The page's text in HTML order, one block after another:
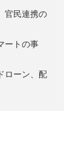
官民連携の
ートの事
ローン、配